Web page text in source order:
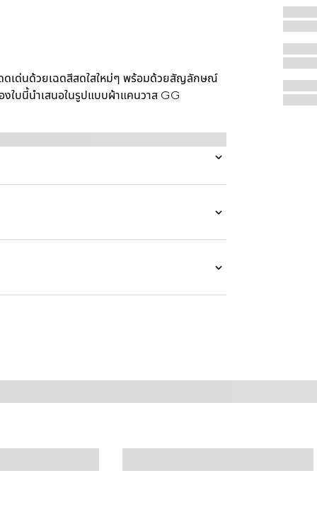
ดเด่นด้วยเฉดสีสดใสใหม่ๆ พร้อมด้วยสัญลักษณ์
ใบนี้นำเสนอในรูปแบบผ้าแคนวาส GG